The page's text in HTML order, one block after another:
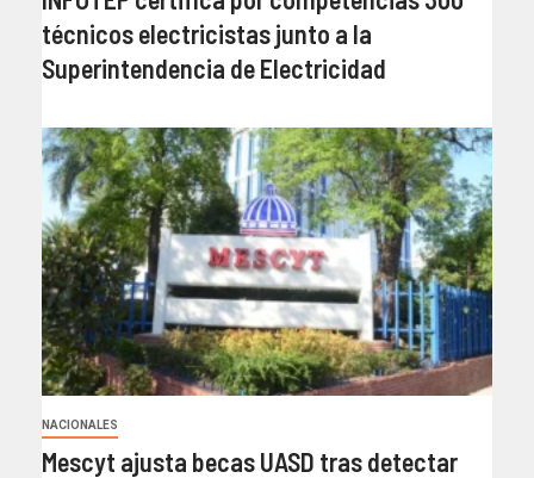
técnicos electricistas junto a la
Superintendencia de Electricidad
NACIONALES
Mescyt ajusta becas UASD tras detectar